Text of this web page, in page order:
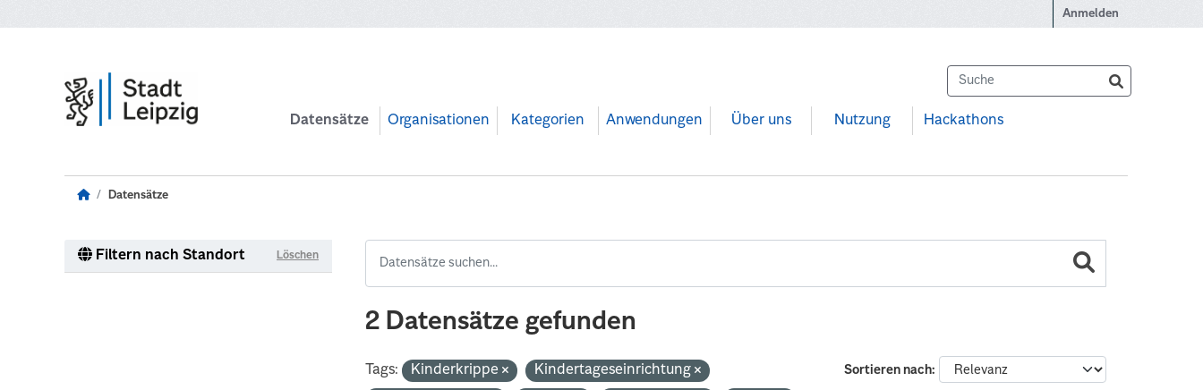
Anmelden
Datensätze Organisationen Kategorien Anwendungen Über uns Nutzung Hackathons
Datensätze
Filtern nach Standort Löschen
2 Datensätze gefunden
Sortieren nach
Tags: Kinderkrippe
Kindertageseinrichtung